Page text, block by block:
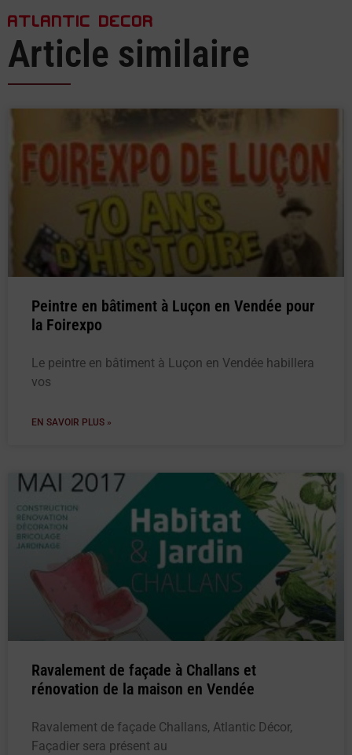
ATLANTIC DECOR
Article similaire
Peintre en bâtiment à Luçon en Vendée pour
la Foirexpo
Le peintre en bâtiment à Luçon en Vendée habillera
vos
EN SAVOIR PLUS »
Ravalement de façade à Challans et
rénovation de la maison en Vendée
Ravalement de façade Challans, Atlantic Décor,
Façadier sera présent au